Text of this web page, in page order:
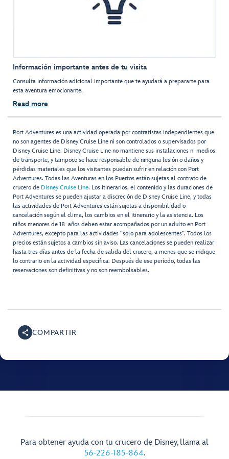
Información importante antes de tu visita
Consulta información adicional importante que te ayudará a prepararte para
esta aventura emocionante.
Read more
Port Adventures es una actividad operada por contratistas independientes que
no son agentes de Disney Cruise Line ni son controlados o supervisados por
Disney Cruise Line. Disney Cruise Line no mantiene sus instalaciones ni medios
de transporte, y tampoco se hace responsable de ninguna lesión o daños y
pérdidas materiales que los visitantes puedan sufrir en relación con Port
Adventures. Todas las Aventuras en los Puertos están sujetas al contrato de
crucero de Disney Cruise Line. Los itinerarios, el contenido y las duraciones de
Port Adventures se pueden ajustar a discreción de Disney Cruise Line, y todas
las actividades de Port Adventures están sujetas a disponibilidad o
cancelación según el clima, los cambios en el itinerario y la asistencia. Los
niños menores de 18 años deben estar acompañados por un adulto en Port
Adventures, excepto para las actividades “solo para adolescentes”. Todos los
precios están sujetos a cambios sin aviso. Las cancelaciones se pueden realizar
hasta tres días antes de la fecha de salida del crucero, a menos que se indique
lo contrario en la actividad específica. Después de ese período, todas las
reservaciones son definitivas y no son reembolsables.
COMPARTIR
Para obtener ayuda con tu crucero de Disney, llama al
56-226-185-864.